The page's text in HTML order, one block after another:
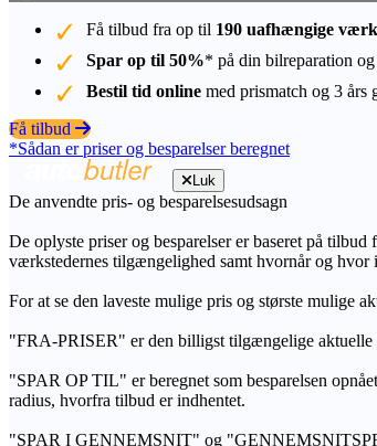
Få tilbud fra op til 190 uafhængige
Spar op til 50%* på din bilreparation
Bestil tid online med prismatch og 3 års
Få tilbud
*Sådan er priser og besparelser beregnet
Luk
De anvendte pris- og besparelsesudsagn
De oplyste priser og besparelser er baseret på
værkstedernes tilgængelighed samt hvornår og hvor
For at se den laveste mulige pris og største mulige
"FRA-PRISER" er den billigst tilgængelige aktuelle
"SPAR OP TIL" er beregnet som besparelsen
radius, hvorfra tilbud er indhentet.
"SPAR I GENNEMSNIT" og